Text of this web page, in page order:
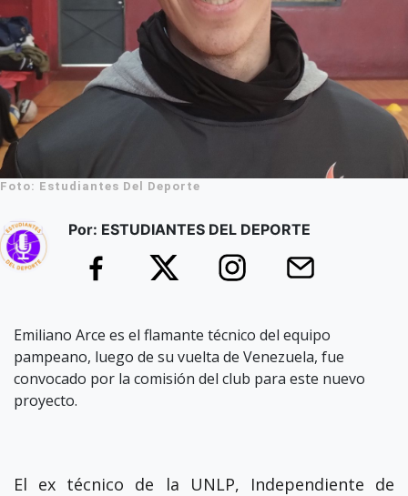
Foto: Estudiantes Del Deporte
Por: ESTUDIANTES DEL DEPORTE
Emiliano Arce es el flamante técnico del equipo
pampeano, luego de su vuelta de Venezuela, fue
convocado por la comisión del club para este nuevo
proyecto.
El ex técnico de la UNLP, Independiente de